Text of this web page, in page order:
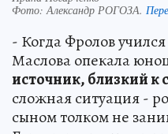
Фото: Александр РОГОЗА.
- Когда Фролов
Маслова опекала
источник, близкий к
сложная ситуация -
сыном толком не